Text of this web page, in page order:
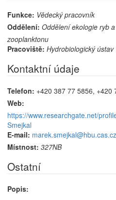
Funkce: Vědecký pracovník
Oddělení: Oddělení ekologie ryb a
zooplanktonu
Pracoviště: Hydrobiologický ústav
Kontaktní údaje
Telefon: +420 387 77 5856, +420
Web:
https://www.researchgate.net/
Smejkal
E-mail: marek.smejkal@hbu.cas.cz
Místnost: 327NB
Ostatní
Popis: